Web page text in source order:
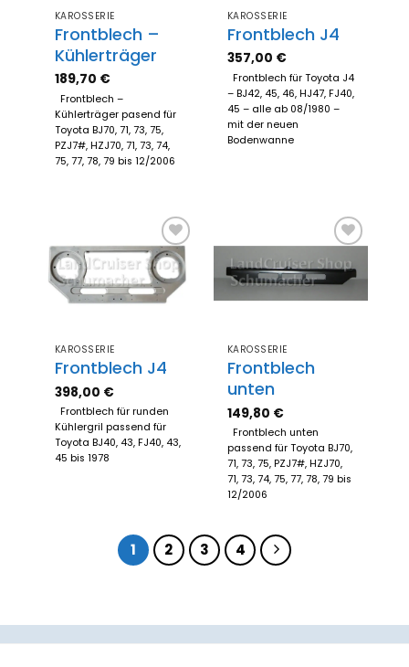
KAROSSERIE
Frontblech –
Kühlerträger
189,70 €
Frontblech –
Kühlerträger pasend für
Toyota BJ70, 71, 73, 75,
PZJ7#, HZJ70, 71, 73, 74,
75, 77, 78, 79 bis 12/2006
KAROSSERIE
Frontblech J4
357,00 €
Frontblech für Toyota J4
– BJ42, 45, 46, HJ47, FJ40,
45 – alle ab 08/1980 –
mit der neuen
Bodenwanne
Zum
Merkzettel
hinzufügen
KAROSSERIE
Frontblech J4
398,00 €
Frontblech für runden
Kühlergril passend für
Toyota BJ40, 43, FJ40, 43,
45 bis 1978
Zum
Merkzettel
hinzufügen
KAROSSERIE
Frontblech
unten
149,80 €
Frontblech unten
passend für Toyota BJ70,
71, 73, 75, PZJ7#, HZJ70,
71, 73, 74, 75, 77, 78, 79 bis
12/2006
1 2 3 4